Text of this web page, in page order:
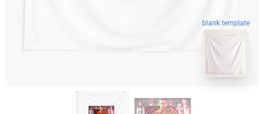
blank template